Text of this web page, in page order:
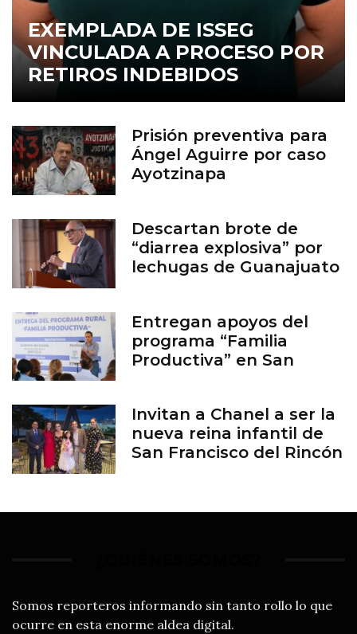
EXEMPLADA DE ISSEG
VINCULADA A PROCESO POR
RETIROS INDEBIDOS
Prisión preventiva para
Ángel Aguirre por caso
Ayotzinapa
Descartan brote de
“diarrea explosiva” por
lechugas de Guanajuato
Entregan apoyos del
programa “Familia
Productiva” en San
Invitan a Chanel a ser la
nueva reina infantil de
San Francisco del Rincón
Somos reporteros informando sin tanto rollo lo que
ocurre en esta enorme aldea digital.